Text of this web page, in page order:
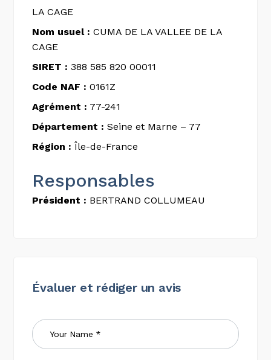
LA CAGE
Nom usuel : CUMA DE LA VALLEE DE LA
CAGE
SIRET : 388 585 820 00011
Code NAF : 0161Z
Agrément : 77-241
Département : Seine et Marne – 77
Région : Île-de-France
Responsables
Président : BERTRAND COLLUMEAU
Évaluer et rédiger un avis